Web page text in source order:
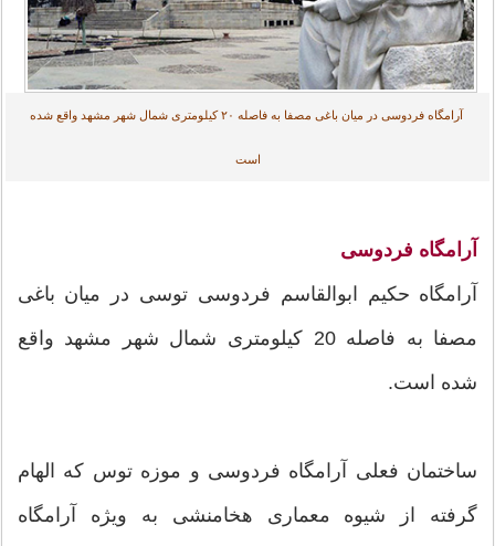
آرامگاه فردوسی در میان باغی مصفا به فاصله ۲۰ کیلومتری شمال شهر مشهد واقع شده
است
آرامگاه فردوسی
آرامگاه حکیم ابوالقاسم فردوسی توسی در میان باغی
مصفا به فاصله 20 کیلومتری شمال شهر مشهد واقع
شده است.
ساختمان فعلی آرامگاه فردوسی و موزه توس که الهام
گرفته از شیوه معماری هخامنشی به ویژه آرامگاه